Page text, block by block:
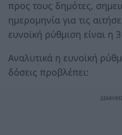
προς τους δημότες,
ημερομηνία για τις
ευνοϊκή ρύθμιση είναι η
Αναλυτικά η ευνοϊκή
δόσεις προβλέπει: